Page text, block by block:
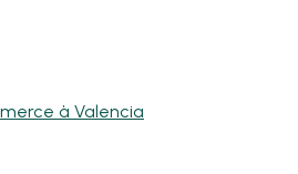
à Valencia